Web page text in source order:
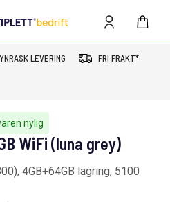
LEVERING FRI FRAKT*
nylig
WiFi (luna grey)
4GB+64GB lagring, 5100